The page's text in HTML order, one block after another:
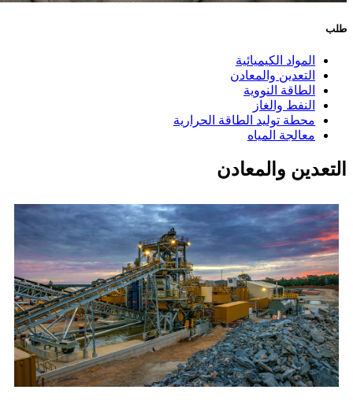
طلب
المواد الكيميائية
التعدين والمعادن
الطاقة النووية
النفط والغاز
محطة توليد الطاقة الحرارية
معالجة المياه
التعدين والمعادن